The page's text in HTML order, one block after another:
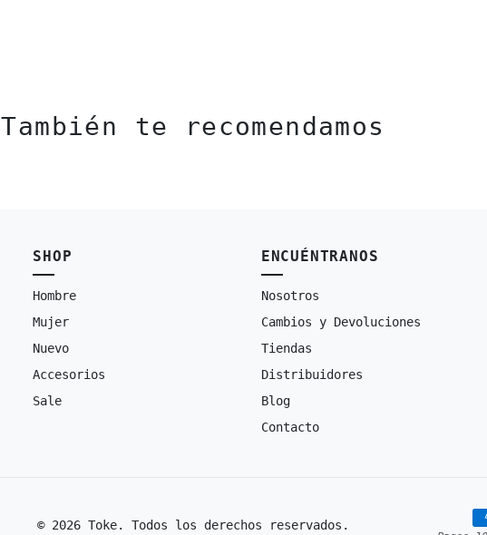
También te recomendamos
SHOP
Hombre
Mujer
Nuevo
Accesorios
Sale
ENCUÉNTRANOS
Nosotros
Cambios y Devoluciones
Tiendas
Distribuidores
Blog
Contacto
© 2026 Toke. Todos los derechos reservados.